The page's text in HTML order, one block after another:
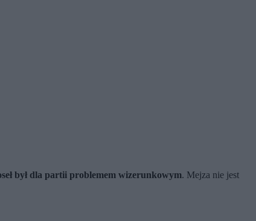
był dla partii problemem wizerunkowym. Mejza nie jest